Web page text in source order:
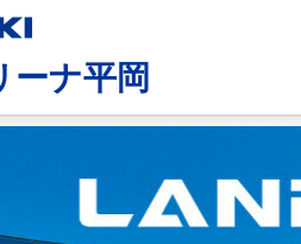
ーナ平岡